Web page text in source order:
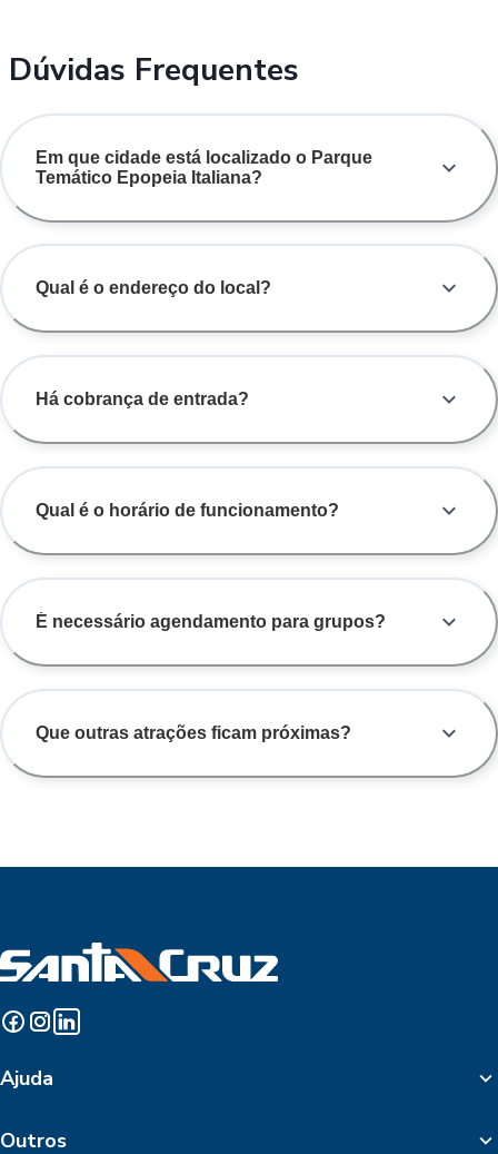
Dúvidas Frequentes
Em que cidade está localizado o Parque
Temático Epopeia Italiana?
Qual é o endereço do local?
Há cobrança de entrada?
Qual é o horário de funcionamento?
É necessário agendamento para grupos?
Que outras atrações ficam próximas?
Ajuda
Outros